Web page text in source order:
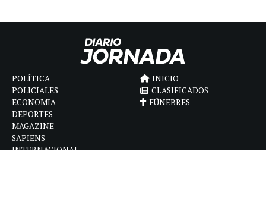
POLÍTICA
POLICIALES
ECONOMIA
DEPORTES
MAGAZINE
SAPIENS
INTERNACIONAL
INICIO
CLASIFICADOS
FÚNEBRES